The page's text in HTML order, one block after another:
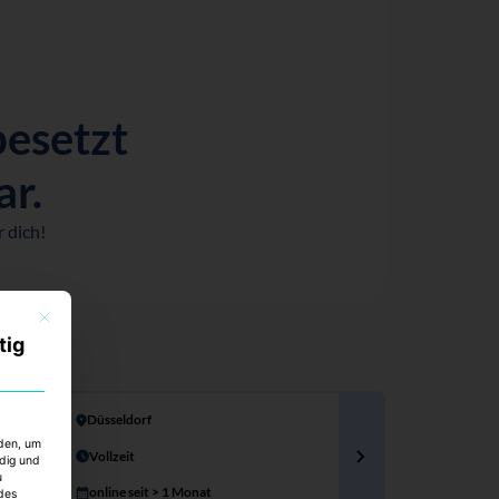
dich!
Düsseldorf
Vollzeit
online seit > 1 Monat
Mit diesem Button wird der Dialog geschlossen. Seine Funktionalität ist identisch
um
und